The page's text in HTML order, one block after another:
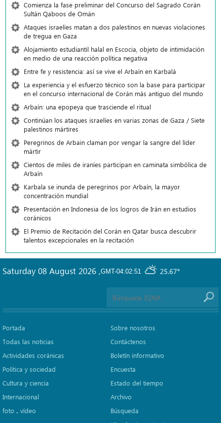
Comienza la fase preliminar del Concurso del Sagrado Corán
Sultán Qaboos de Omán
Ataques israelíes matan a dos palestinos en nuevas violaciones
de tregua en Gaza
Alojamiento estudiantil halal en Escocia, objeto de intimidación
en medio de una reacción política negativa
Entre fe y resistencia: así se vive el Arbaín en Karbalá
La experiencia y el esfuerzo técnico son la base para participar
en el concurso internacional de Corán más antiguo del mundo
Arbaín: una epopeya que trasciende el ritual
Continúan los ataques israelíes en varias zonas de Gaza / Siete
palestinos mártires
Peregrinos de Arbain claman por vengar la sangre del líder
mártir
Cientos de miles de iraníes participan en caminata simbólica de
Arbaín
Karbala se inunda de peregrinos por Arbaín, la mayor
concentración mundial
Presentación en Indonesia de los logros de Irán en estudios
coránicos
El Premio de Recitación del Corán en Qatar busca descubrir
talentos excepcionales en la recitación
GMT-04:02:51 25.67°
Saturday 08 August 2026 ,
Portada
Todas las noticias
Actividades coránicas
Política y sociedad
Cultura y ciencia
Internacional
foto ـ vídeo
Sobre nosotros
Contáctenos
Boletín informativo
Encuesta
Estado del tiempo
Archivo
Búsqueda